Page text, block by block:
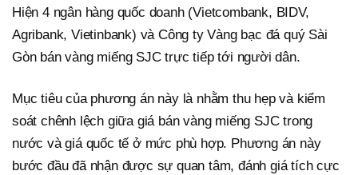
Hiện 4 ngân hàng quốc doanh (Vietcombank, BIDV,
Agribank, Vietinbank) và Công ty Vàng bạc đá quý Sài
Gòn bán vàng miếng SJC trực tiếp tới người dân.
Mục tiêu của phương án này là nhằm thu hẹp và kiểm
soát chênh lệch giữa giá bán vàng miếng SJC trong
nước và giá quốc tế ở mức phù hợp. Phương án này
bước đầu đã nhận được sự quan tâm, đánh giá tích cực